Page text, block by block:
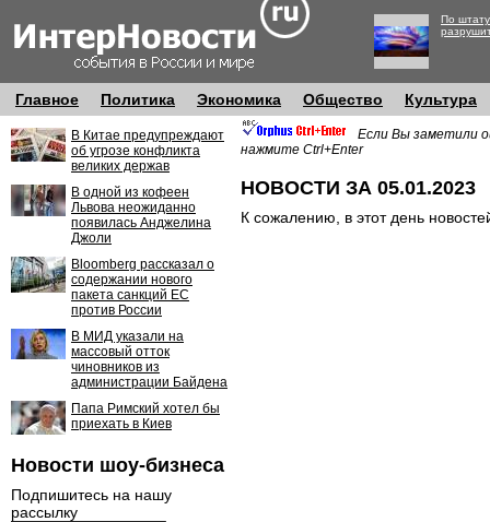
По
Главное Политика Экономика Общество Культура
В Китае предупреждают
об угрозе конфликта
великих держав
В одной из кофеен
Львова неожиданно
появилась Анджелина
Джоли
Bloomberg рассказал о
содержании нового
пакета санкций ЕС
против России
В МИД указали на
массовый отток
чиновников из
администрации Байдена
Папа Римский хотел бы
приехать в Киев
Новости шоу-бизнеса
Подпишитесь на нашу
рассылку
Если Вы заметили
нажмите Ctrl+Enter
НОВОСТИ ЗА 05.01.2023
К сожалению, в этот день